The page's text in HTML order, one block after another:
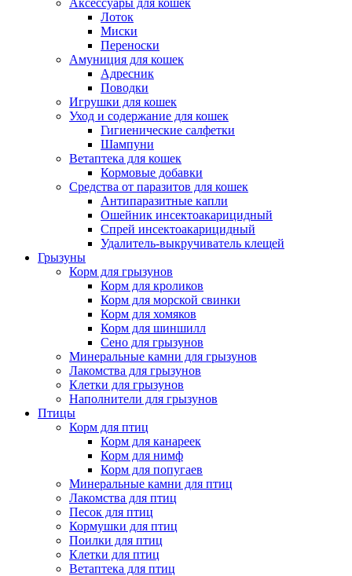
Аксессуары для кошек
Лоток
Миски
Переноски
Амуниция для кошек
Адресник
Поводки
Игрушки для кошек
Уход и содержание для кошек
Гигиенические салфетки
Шампуни
Ветаптека для кошек
Кормовые добавки
Средства от паразитов для кошек
Антипаразитные капли
Ошейник инсектоакарицидный
Спрей инсектоакарицидный
Удалитель-выкручиватель клещей
Грызуны
Корм для грызунов
Корм для кроликов
Корм для морской свинки
Корм для хомяков
Корм для шиншилл
Сено для грызунов
Минеральные камни для грызунов
Лакомства для грызунов
Клетки для грызунов
Наполнители для грызунов
Птицы
Корм для птиц
Корм для канареек
Корм для нимф
Корм для попугаев
Минеральные камни для птиц
Лакомства для птиц
Песок для птиц
Кормушки для птиц
Поилки для птиц
Клетки для птиц
Ветаптека для птиц